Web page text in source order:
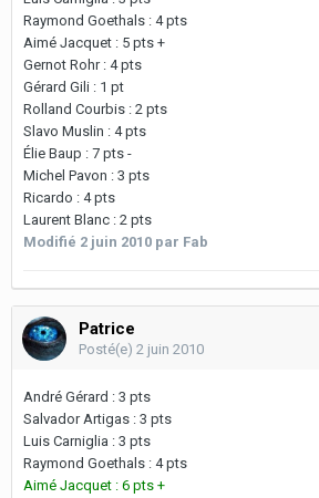
Raymond Goethals : 4 pts
Aimé Jacquet : 5 pts +
Gernot Rohr : 4 pts
Gérard Gili : 1 pt
Rolland Courbis : 2 pts
Slavo Muslin : 4 pts
Élie Baup : 7 pts -
Michel Pavon : 3 pts
Ricardo : 4 pts
Laurent Blanc : 2 pts
Modifié 2 juin 2010 par Fab
Patrice
Posté(e) 2 juin 2010
André Gérard : 3 pts
Salvador Artigas : 3 pts
Luis Carniglia : 3 pts
Raymond Goethals : 4 pts
Aimé Jacquet : 6 pts +